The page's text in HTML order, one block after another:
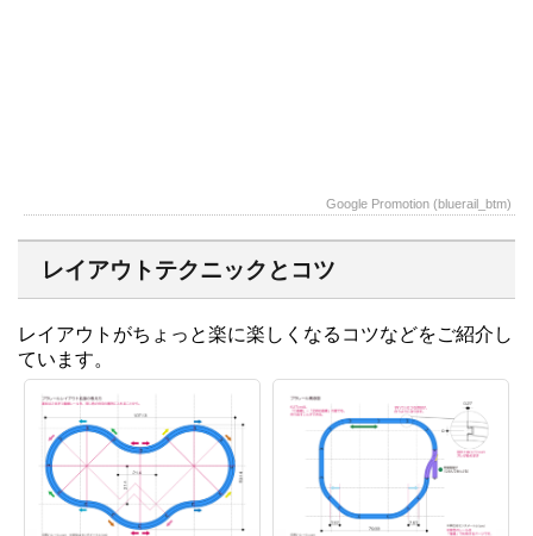
Google Promotion (bluerail_btm)
レイアウトテクニックとコツ
レイアウトがちょっと楽に楽しくなるコツなどをご紹介し
ています。